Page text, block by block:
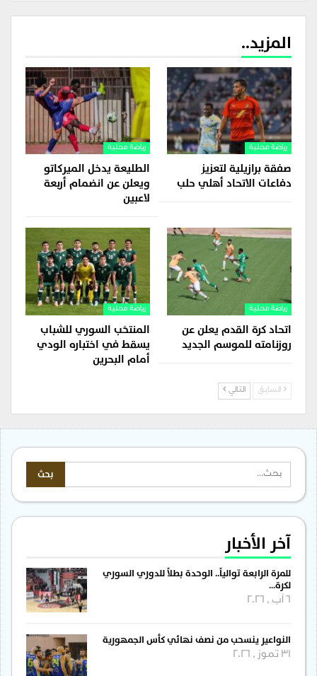
المزيد..
رياضة محلية
صفقة برازيلية لتعزيز
دفاعات الاتحاد أهلي حلب
رياضة محلية
الطليعة يدخل الميركاتو
ويعلن عن انضمام أربعة
لاعبين
رياضة محلية
اتحاد كرة القدم يعلن عن
روزنامته للموسم الجديد
رياضة محلية
المنتخب السوري للشباب
يسقط في اختباره الودي
أمام البحرين
السابق التالي
آخر الأخبار
للمرة الرابعة توالياً.. الوحدة بطلاً للدوري السوري
لكرة…
النواعير ينسحب من نصف نهائي كأس الجمهورية
31 تموز , 2026